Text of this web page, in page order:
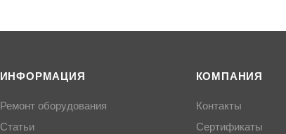
ИНФОРМАЦИЯ
Ремонт оборудования
Статьи
КОМПАНИЯ
Контакты
Сертификаты